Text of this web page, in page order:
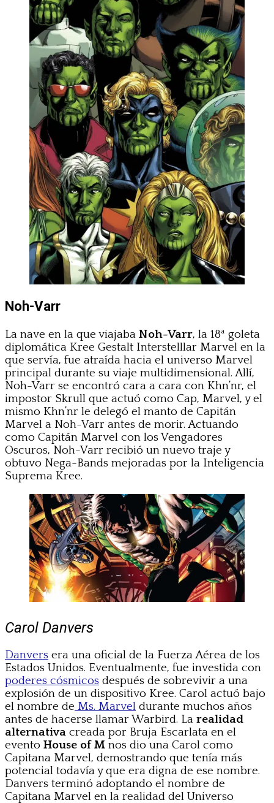
Noh-Varr
La nave en la que viajaba Noh-Varr, la 18ª goleta
diplomática Kree Gestalt Interstelllar Marvel en la
que servía, fue atraída hacia el universo Marvel
principal durante su viaje multidimensional. Allí,
Noh-Varr se encontró cara a cara con Khn’nr, el
impostor Skrull que actuó como Cap, Marvel, y el
mismo Khn’nr le delegó el manto de Capitán
Marvel a Noh-Varr antes de morir. Actuando
como Capitán Marvel con los Vengadores
Oscuros, Noh-Varr recibió un nuevo traje y
obtuvo Nega-Bands mejoradas por la Inteligencia
Suprema Kree.
Carol Danvers
Danvers era una oficial de la Fuerza Aérea de los
Estados Unidos. Eventualmente, fue investida con
poderes cósmicos después de sobrevivir a una
explosión de un dispositivo Kree. Carol actuó bajo
el nombre de Ms. Marvel durante muchos años
antes de hacerse llamar Warbird. La realidad
alternativa creada por Bruja Escarlata en el
evento House of M nos dio una Carol como
Capitana Marvel, demostrando que tenía más
potencial todavía y que era digna de ese nombre.
Danvers terminó adoptando el nombre de
Capitana Marvel en la realidad del Universo